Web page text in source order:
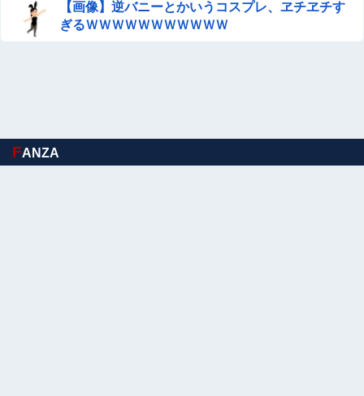
【画像】逆バニーとかいうコスプレ、ヱチヱチす
ぎるＷＷＷＷＷＷＷＷＷＷＷ
FANZA